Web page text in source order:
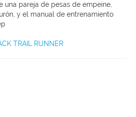
una pareja de pesas de empeine,
y el manual de entrenamiento
TRAIL RUNNER